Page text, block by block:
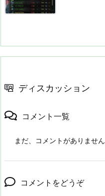
ディスカッション
コメント一覧
まだ、コメントがありません
コメントをどうぞ